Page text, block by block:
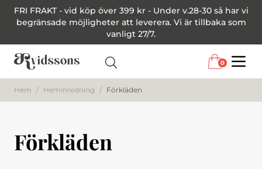
FRI FRAKT - vid köp över 399 kr - Under v.28-30 så har vi
begränsade möjligheter att leverera. Vi är tillbaka som
vanligt 27/7.
0
Hem / Heminredning / Förkläden
Förkläden